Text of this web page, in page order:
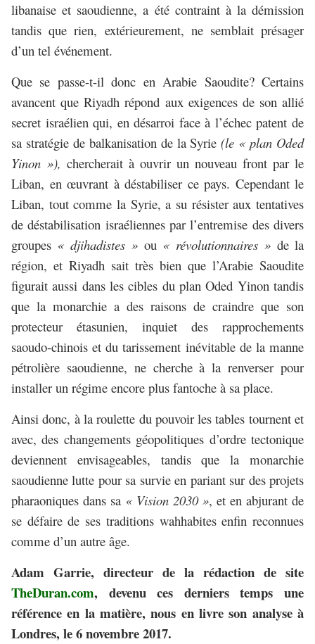
libanaise et saoudienne, a été contraint à la démission
tandis que rien, extérieurement, ne semblait présager
d’un tel événement.
Que se passe-t-il donc en Arabie Saoudite? Certains
avancent que Riyadh répond aux exigences de son allié
secret israélien qui, en désarroi face à l’échec patent de
sa stratégie de balkanisation de la Syrie(le « plan Oded
Yinon »), chercherait à ouvrir un nouveau front par le
Liban, en œuvrant à déstabiliser ce pays. Cependant le
Liban, tout comme la Syrie, a su résister aux tentatives
de déstabilisation israéliennes par l’entremise des divers
groupes « djihadistes » ou « révolutionnaires » de la
région, et Riyadh sait très bien que l’Arabie Saoudite
figurait aussi dans les cibles du plan Oded Yinon tandis
que la monarchie a des raisons de craindre que son
protecteur étasunien, inquiet des rapprochements
saoudo-chinois et du tarissement inévitable de la manne
pétrolière saoudienne, ne cherche à la renverser pour
installer un régime encore plus fantoche à sa place.
Ainsi donc, à la roulette du pouvoir les tables tournent et
avec, des changements géopolitiques d’ordre tectonique
deviennent envisageables, tandis que la monarchie
saoudienne lutte pour sa survie en pariant sur des projets
pharaoniques dans sa « Vision 2030 », et en abjurant de
se défaire de ses traditions wahhabites enfin reconnues
comme d’un autre âge.
Adam Garrie, directeur de la rédaction de site
TheDuran.com, devenu ces derniers temps une
référence en la matière, nous en livre son analyse à
Londres, le 6 novembre 2017.